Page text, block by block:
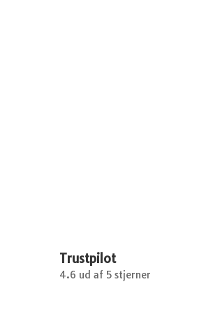
Trustpilot
4.6 ud af 5 stjerner